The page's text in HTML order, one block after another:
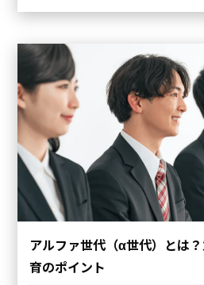
アルファ世代（α世代）とは
育のポイント